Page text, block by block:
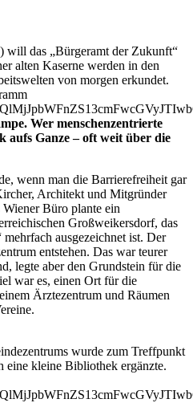
will das „Bürgeramt der Zukunft“
alten Kaserne werden in den
von morgen erkundet.
Wer menschenzentrierte
aufs Ganze ­– oft weit über die
wenn man die Barrierefreiheit gar
Architekt und Mitgründer
Wiener Büro plante ein
Großweikersdorf, das
ausgezeichnet ist. Der
entstehen. Das war teurer
legte aber den Grundstein für die
war es, einen Ort für die
Ärztezentrum und Räumen
wurde zum Treffpunkt
eine kleine Bibliothek ergänzte.